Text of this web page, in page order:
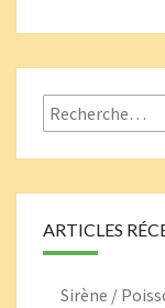
Rechercher :
ARTICLES
Sirène /